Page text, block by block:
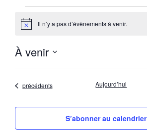
Notice Il n’y a pas d’évènements à venir.
À venir
la
Évènements
précédents Aujourd’hui
S’abonner au calendrier